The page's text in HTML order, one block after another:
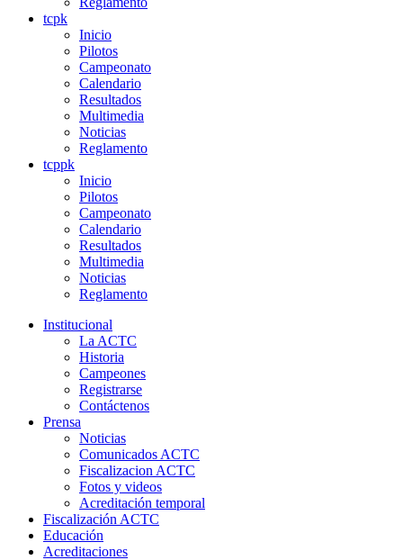
tcpk
Inicio
Pilotos
Campeonato
Calendario
Resultados
Multimedia
Noticias
Reglamento
tcppk
Inicio
Pilotos
Campeonato
Calendario
Resultados
Multimedia
Noticias
Reglamento
Institucional
La ACTC
Historia
Campeones
Registrarse
Contáctenos
Prensa
Noticias
Comunicados ACTC
Fiscalizacion ACTC
Fotos y videos
Acreditación temporal
Fiscalización ACTC
Educación
Acreditaciones